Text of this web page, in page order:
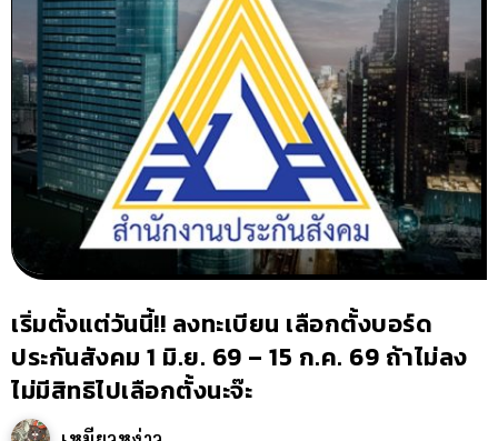
เริ่มตั้งแต่วันนี้!! ลงทะเบียน เลือกตั้งบอร์ด
ประกันสังคม 1 มิ.ย. 69 – 15 ก.ค. 69 ถ้าไม่ลง
ไม่มีสิทธิไปเลือกตั้งนะจ๊ะ